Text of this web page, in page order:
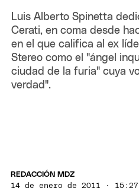
Luis Alberto Spinetta
Cerati, en coma desde
en el que califica al ex
Stereo como el "ángel
ciudad de la furia" cuya
verdad".
REDACCIÓN MDZ
14 de enero de 2011 ·